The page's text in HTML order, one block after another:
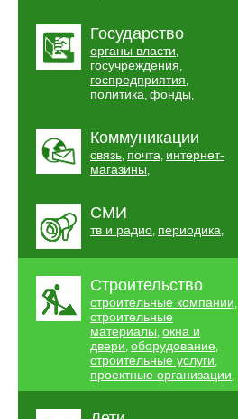
Государство
органы власти,
госучреждения,
госпредприятия,
политика, фонды,
Коммуникации
связь, почта, интернет-
магазины,
СМИ
тв и радио, периодика,
Строительство
строительные компании,
строительные
материалы, окна и
двери, оборудование,
строительные услуги,
проектные организации,